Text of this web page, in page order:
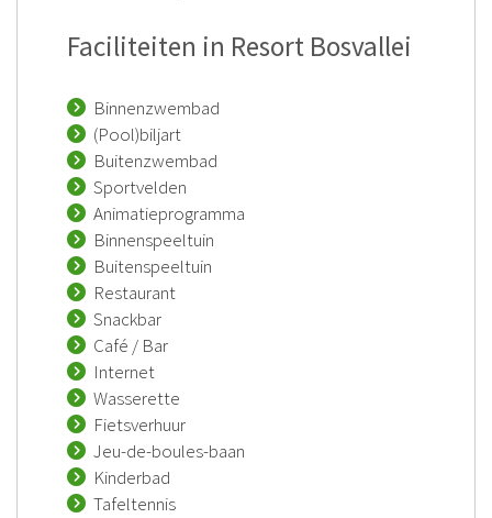
Faciliteiten in Resort Bosvallei
Binnenzwembad
(Pool)biljart
Buitenzwembad
Sportvelden
Animatieprogramma
Binnenspeeltuin
Buitenspeeltuin
Restaurant
Snackbar
Café / Bar
Internet
Wasserette
Fietsverhuur
Jeu-de-boules-baan
Kinderbad
Tafeltennis